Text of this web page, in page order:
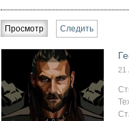
Главные вкладки
Просмотр (активная вкладка)
Следить
21